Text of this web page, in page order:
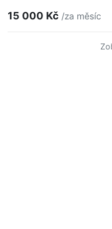
15 000 Kč /za měsíc